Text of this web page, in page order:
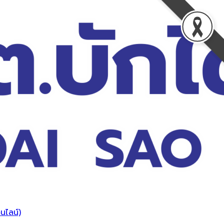
ไลน์)